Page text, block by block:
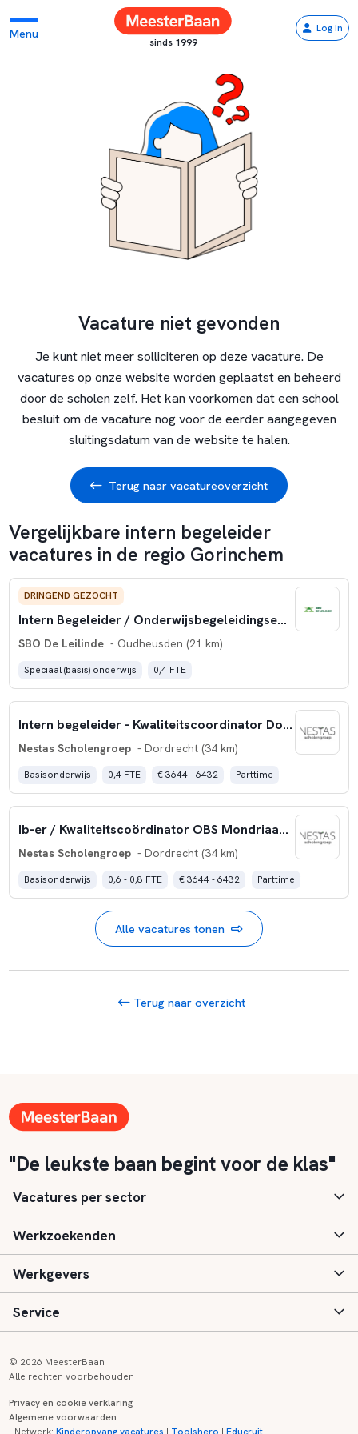
Menu
sinds 1999
Log in
Vacature niet gevonden
Je kunt niet meer solliciteren op deze vacature. De
vacatures op onze website worden geplaatst en beheerd
door de scholen zelf. Het kan voorkomen dat een school
besluit om de vacature nog voor de eerder aangegeven
sluitingsdatum van de website te halen.
Terug naar vacatureoverzicht
Vergelijkbare intern begeleider
vacatures in de regio Gorinchem
DRINGEND GEZOCHT
Intern Begeleider / Onderwijsbegeleidingsexpert - Speciaal Basisonderwijs (vervanging)
SBO De Leilinde - Oudheusden (21 km)
Speciaal (basis) onderwijs 0,4 FTE
Intern begeleider - Kwaliteitscoordinator Don Bosco (0,4 fte)
Nestas Scholengroep - Dordrecht (34 km)
Basisonderwijs 0,4 FTE € 3644 - 6432 Parttime
Ib-er / Kwaliteitscoördinator OBS Mondriaan (0,6-0,8 fte)
Nestas Scholengroep - Dordrecht (34 km)
Basisonderwijs 0,6 - 0,8 FTE € 3644 - 6432 Parttime
Alle vacatures tonen
Terug naar overzicht
"De leukste baan begint voor de klas"
Vacatures per sector
Basisonderwijs
Speciaal (basis) onderwijs
Voortgezet onderwijs
Kinderopvang
Werkzoekenden
Aanmelden
Vacatures
Zij-instroom informatie
Werkgevers
Inloggen
Registreren
Service
Onderwijs links
© 2026 MeesterBaan
Alle rechten voorbehouden
Privacy en cookie verklaring
Algemene voorwaarden
Netwerk:Kinderopvang vacatures | Toolshero |Educruit